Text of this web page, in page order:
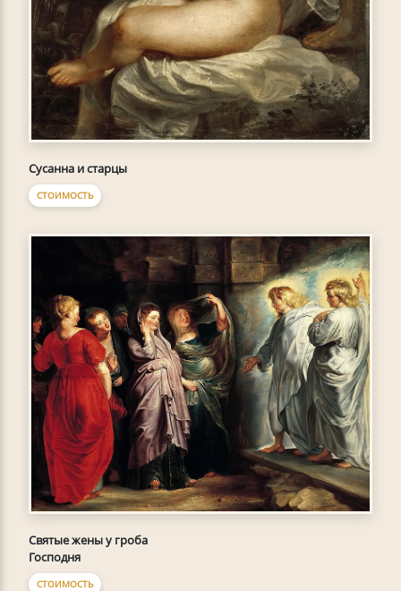
Сусанна и старцы
СТОИМОСТЬ
Святые жены у гроба
Господня
СТОИМОСТЬ